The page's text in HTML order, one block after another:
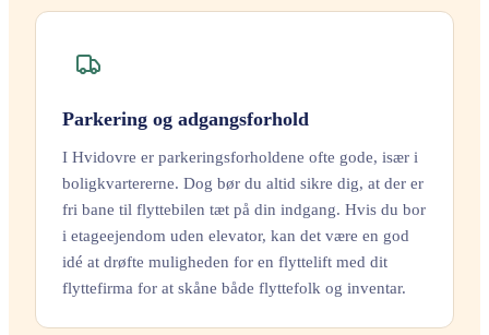
Parkering og adgangsforhold
I Hvidovre er parkeringsforholdene ofte gode, især i
boligkvartererne. Dog bør du altid sikre dig, at der er
fri bane til flyttebilen tæt på din indgang. Hvis du bor
i etageejendom uden elevator, kan det være en god
idé at drøfte muligheden for en flyttelift med dit
flyttefirma for at skåne både flyttefolk og inventar.